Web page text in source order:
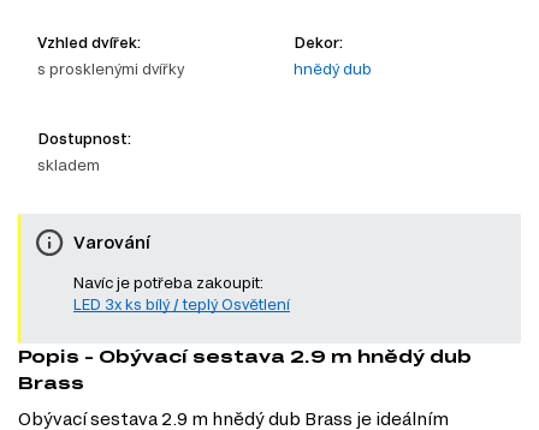
Vzhled dvířek:
s prosklenými dvířky
Dekor:
hnědý dub
Dostupnost:
skladem
Varování
Navíc je potřeba zakoupit:
LED 3x ks bílý / teplý Osvětlení
Popis - Obývací sestava 2.9 m hnědý dub
Brass
Obývací sestava 2.9 m hnědý dub Brass je ideálním